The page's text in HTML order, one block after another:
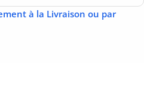
à la Livraison ou par